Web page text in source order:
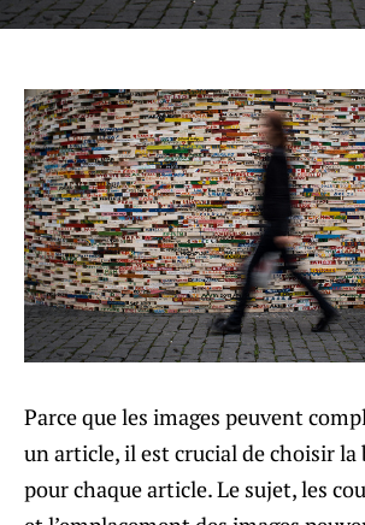
Parce que les images peuvent
un article, il est crucial de choisir la
pour chaque article. Le sujet, les